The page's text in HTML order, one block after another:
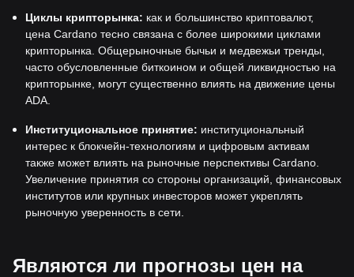
Циклы крипторынка: как и большинство криптовалют,
цена Cardano тесно связана с более широкими циклами
крипторынка. Общерыночные бычьи и медвежьи тренды,
часто обусловленные биткоином и общей ликвидностью на
крипторынке, могут существенно влиять на движение цены
ADA.
Институциональное принятие: институциональный
интерес к блокчейн-технологиям и цифровым активам
также может влиять на рыночные перспективы Cardano.
Увеличение принятия со стороны организаций, финансовых
институтов или крупных инвесторов может укреплять
рыночную уверенность в сети.
Являются ли прогнозы цен на